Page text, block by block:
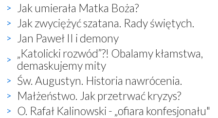
Jak umierała Matka Boża?
Jak zwyciężyć szatana. Rady świętych.
Jan Paweł II i demony
„Katolicki rozwód”?! Obalamy kłamstwa,
demaskujemy mity
Św. Augustyn. Historia nawrócenia.
Małżeństwo. Jak przetrwać kryzys?
O. Rafał Kalinowski - „ofiara konfesjonału"